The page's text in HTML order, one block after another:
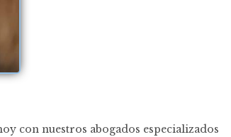
con nuestros abogados especializados